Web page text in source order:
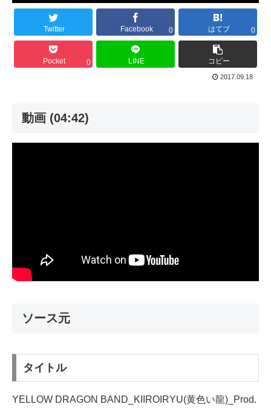
Twitter Facebook 0 はてブ 0
Pocket 0 LINE コピー
2017.09.18
動画 (04:42)
ソース元
タイトル
YELLOW DRAGON BAND_KIIROIRYU(黄色い龍)_Prod.